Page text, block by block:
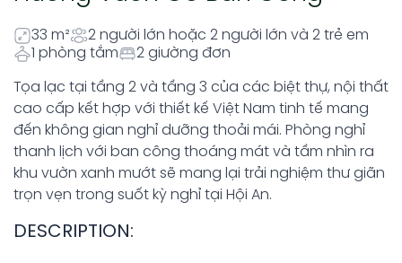
33 m²
2 người lớn hoặc 2 người lớn và 2 trẻ em
1 phòng tắm
2 giường đơn
Tọa lạc tại tầng 2 và tầng 3 của các biệt thự, nội thất
cao cấp kết hợp với thiết kế Việt Nam tinh tế mang
đến không gian nghỉ dưỡng thoải mái. Phòng nghỉ
thanh lịch với ban công thoáng mát và tầm nhìn ra
khu vườn xanh mướt sẽ mang lại trải nghiệm thư giãn
trọn vẹn trong suốt kỳ nghỉ tại Hội An.
DESCRIPTION: